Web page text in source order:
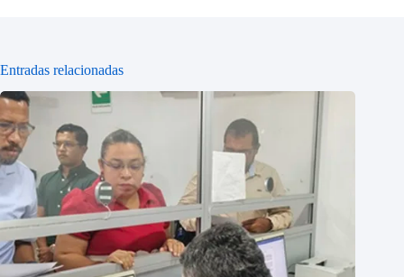
Entradas relacionadas